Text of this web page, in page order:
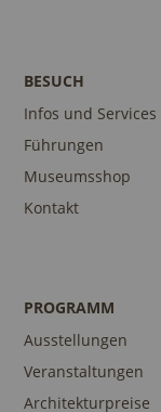
BESUCH
Infos und Services
Führungen
Museumsshop
Kontakt
PROGRAMM
Ausstellungen
Veranstaltungen
Architekturpreise